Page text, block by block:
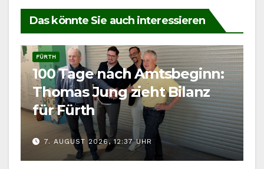
Das könnte Sie auch interessieren
FÜRTH
100 Tage nach Amtsbeginn:
Thomas Jung zieht Bilanz
für Fürth
7. AUGUST 2026, 12:37 UHR